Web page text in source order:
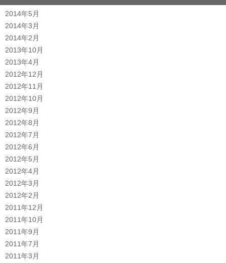
2014年5月
2014年3月
2014年2月
2013年10月
2013年4月
2012年12月
2012年11月
2012年10月
2012年9月
2012年8月
2012年7月
2012年6月
2012年5月
2012年4月
2012年3月
2012年2月
2011年12月
2011年10月
2011年9月
2011年7月
2011年3月